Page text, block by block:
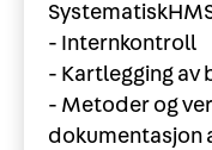
- Internkontroll
- Kartlegging av
- Metoder og
dokumentasjon